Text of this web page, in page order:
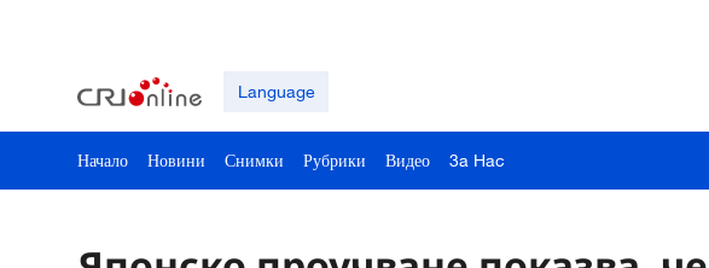
Language
Начало Новини Снимки Рубрики Видео 3a Hac